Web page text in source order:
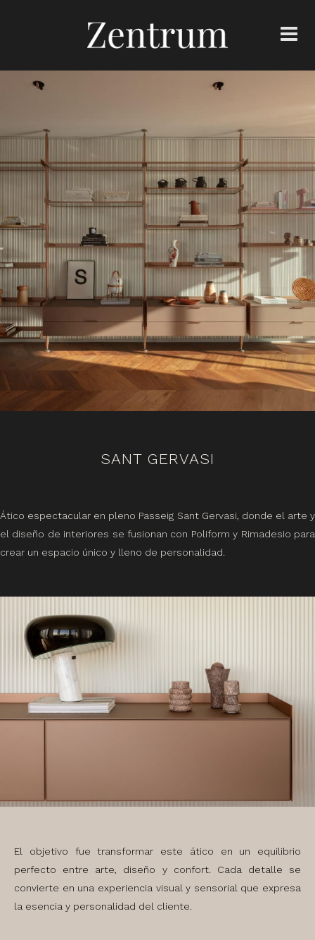
SANT GERVASI
Ático espectacular en pleno Passeig Sant Gervasi, donde el arte y
el diseño de interiores se fusionan con Poliform y Rimadesio para
crear un espacio único y lleno de personalidad.
El objetivo fue transformar este ático en un equilibrio
perfecto entre arte, diseño y confort. Cada detalle se
convierte en una experiencia visual y sensorial que expresa
la esencia y personalidad del cliente.